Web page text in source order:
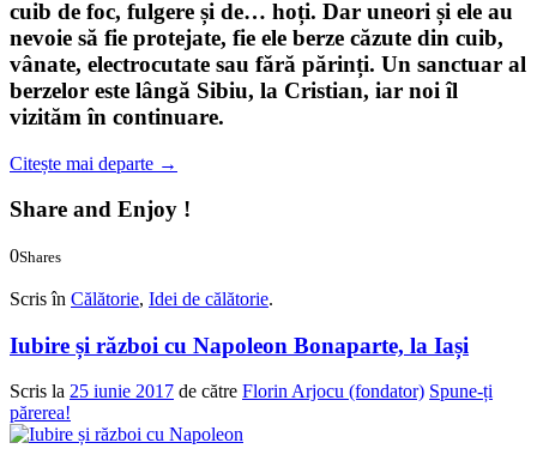
cuib de foc, fulgere și de… hoți. Dar uneori și ele au
nevoie să fie protejate, fie ele berze căzute din cuib,
vânate, electrocutate sau fără părinți. Un sanctuar al
berzelor este lângă Sibiu, la Cristian, iar noi îl
vizităm în continuare.
Citește mai departe →
Share and Enjoy !
0Shares
Scris în Călătorie, Idei de călătorie.
Iubire și război cu Napoleon Bonaparte, la Iași
Scris la 25 iunie 2017 de către Florin Arjocu (fondator) Spune-ți
părerea!